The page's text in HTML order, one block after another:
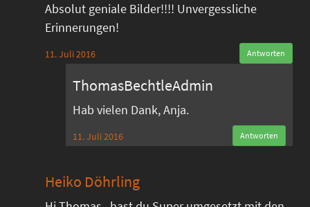
Absolut geniale Bilder!!!! Unvergessliche
Erinnerungen!
11. Juli 2016 Antworten
ThomasBechtleAdmin
Hab vielen Dank, Anja.
11. Juli 2016 Antworten
Heiko Döhrling